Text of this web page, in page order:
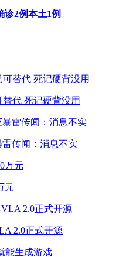
诊2例本土1例
代 死记硬背没用
传闻：消息不实
元
2.0正式开源